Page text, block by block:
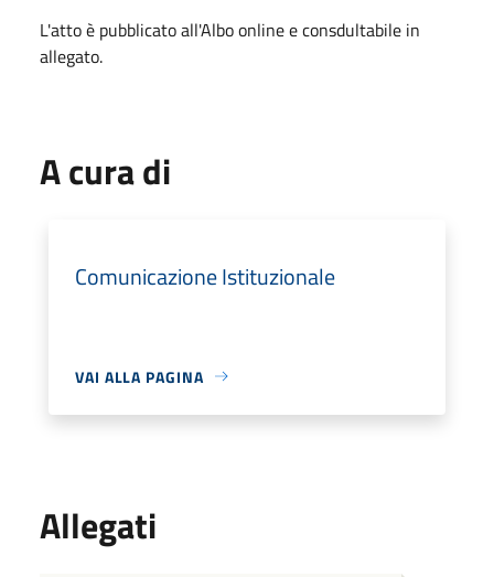
L'atto è pubblicato all'Albo online e consdultabile in
allegato.
A cura di
Comunicazione Istituzionale
VAI ALLA PAGINA
Allegati